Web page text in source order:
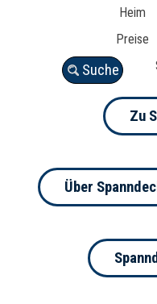
Heim
Preise
Suche
Zu
Über